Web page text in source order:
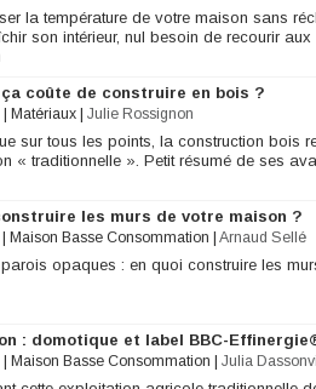
la température de votre maison sans
son intérieur, nul besoin de recourir
ça coûte de construire en bois ?
Matériaux Julie Rossignon
sur tous les points, la construction bois
« traditionnelle ». Petit résumé de ses
les murs de votre maison ?
Maison Basse Consommation Arnaud Sellé
opaques : en quoi construire les
: domotique et label BBC-
Maison Basse Consommation Julia